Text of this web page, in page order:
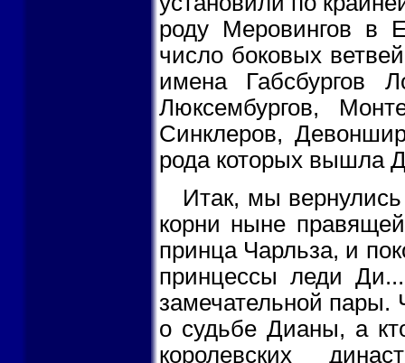
роду Меровингов в
число боковых
имена Габсбургов
Люксембургов,
Синклеров,
рода которых вышла
Итак, мы
корни ныне
принца Чарльза, и
принцессы леди
замечательной пары.
о судьбе Дианы, а
королевских